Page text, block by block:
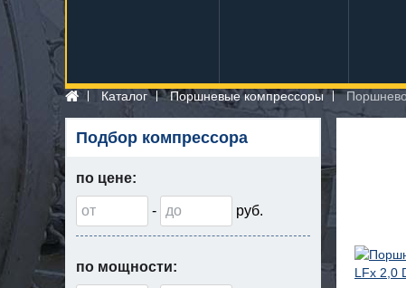
Каталог Поршневые компрессоры
Подбор компрессора
по цене:
- руб.
по мощности: